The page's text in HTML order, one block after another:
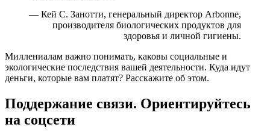
— Кей С. Занотти, генеральный директор Arbonne,
производителя биологических продуктов для
здоровья и личной гигиены.
Миллениалам важно понимать, каковы социальные и
экологические последствия вашей деятельности. Куда идут
деньги, которые вам платят? Расскажите об этом.
Поддержание связи. Ориентируйтесь
на соцсети